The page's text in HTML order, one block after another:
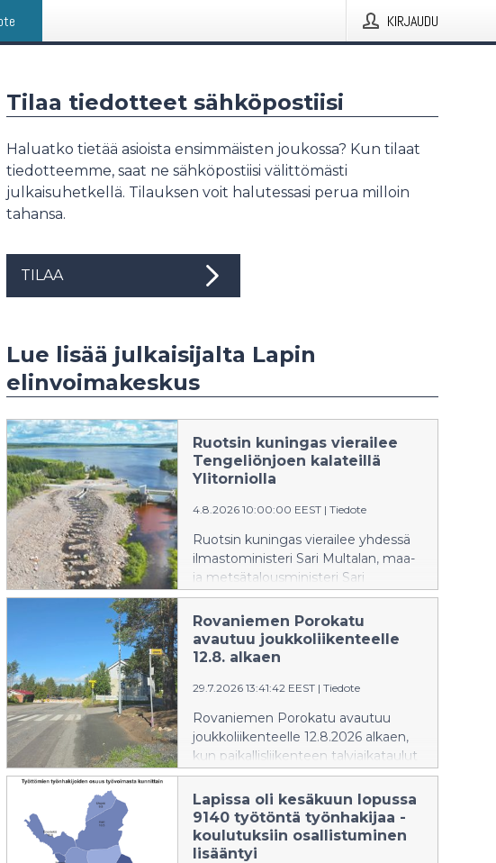
KIRJAUDU
Tilaa tiedotteet sähköpostiisi
Haluatko tietää asioista ensimmäisten joukossa? Kun tilaat
tiedotteemme, saat ne sähköpostiisi välittömästi
julkaisuhetkellä. Tilauksen voit halutessasi perua milloin
tahansa.
TILAA
Lue lisää julkaisijalta Lapin
elinvoimakeskus
Ruotsin kuningas vierailee
Tengeliönjoen kalateillä
Ylitorniolla
4.8.2026 10:00:00 EEST | Tiedote
Ruotsin kuningas vierailee yhdessä
ilmastoministeri Sari Multalan, maa-
ja metsätalousministeri Sari
Essayahin ja Norrbottenin läänin
maaherra Lotta Finstorpin kanssa
Tengeliönjoen kalateillä Ylitorniolla.
Lapin elinvoimakeskuksen
elinvoimakeskuksen rakennuttamia
kalateitä ja
virtavesikunnostuskohteita
arvovieraille.
Rovaniemen Porokatu
avautuu joukkoliikenteelle
12.8. alkaen
29.7.2026 13:41:42 EEST | Tiedote
Rovaniemen Porokatu avautuu
joukkoliikenteelle 12.8.2026 alkaen,
kun paikallisliikenteen talviaikataulut
astuvat voimaan. Porokadun ja
Ranuantien välinen liittymä on ollut
suljettuna 1.6. alkaen rakennustöiden
vuoksi.
Lapissa oli kesäkuun lopussa
9140 työtöntä työnhakijaa -
koulutuksiin osallistuminen
lisääntyi